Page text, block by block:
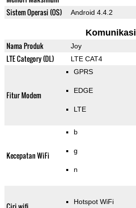
Sistem Operasi (OS)
Android 4.4.2
Komunikasi
Nama Produk Joy
LTE Category (DL) LTE CAT4
Fitur Modem
GPRS
EDGE
LTE
Kecepatan WiFi
b
g
n
Hotspot WiFi